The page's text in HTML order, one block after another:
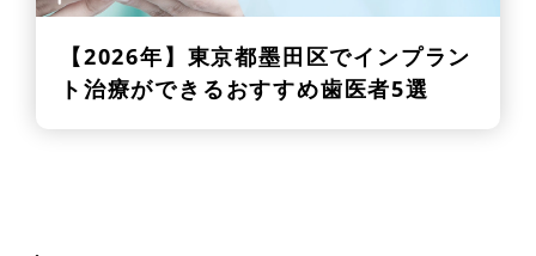
【2026年】 東京都墨田区でインプラン
ト治療ができるおすすめ歯医者5選